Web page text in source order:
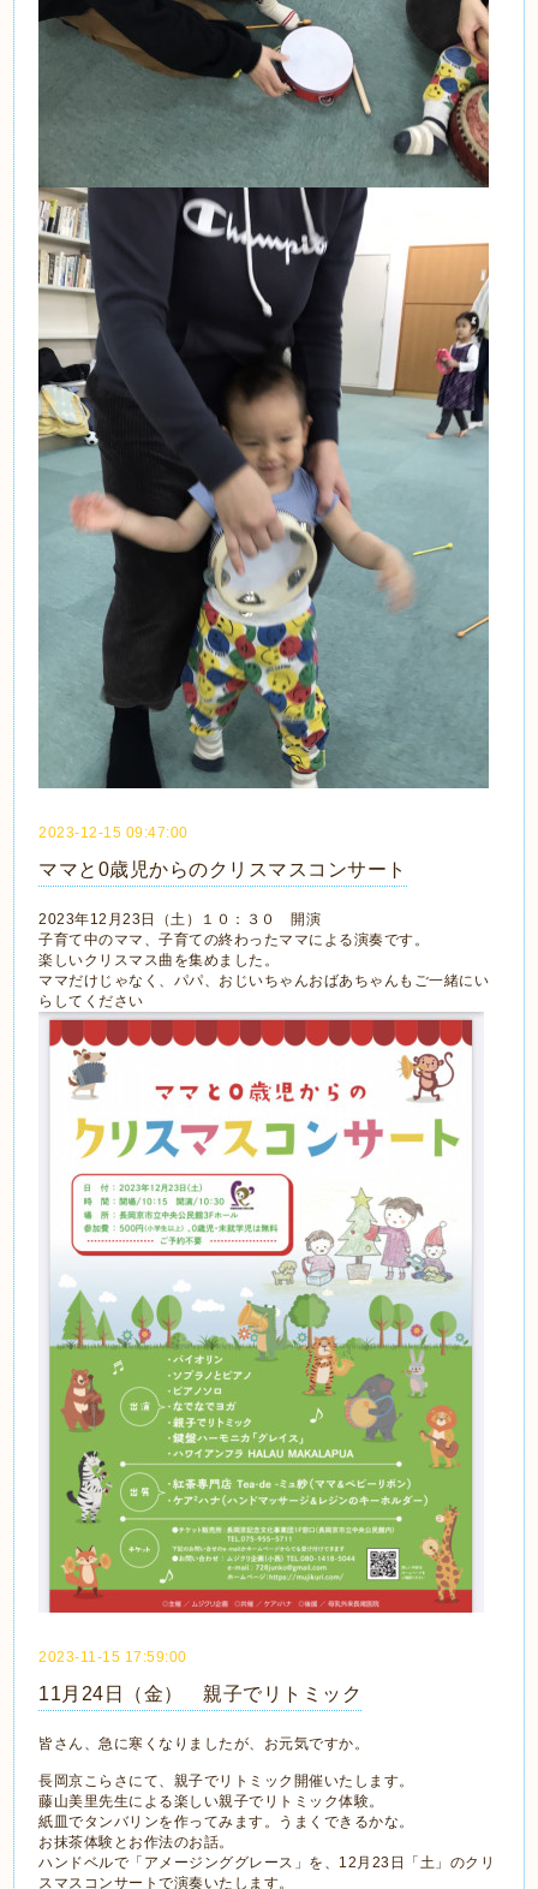
2023-12-15 09:47:00
ママと0歳児からのクリスマスコンサート
2023年12月23日（土）１０：３０ 開演
子育て中のママ、子育ての終わったママによる演奏です。
楽しいクリスマス曲を集めました。
ママだけじゃなく、パパ、おじいちゃんおばあちゃんもご一緒にい
らしてください
2023-11-15 17:59:00
11月24日（金） 親子でリトミック
皆さん、急に寒くなりましたが、お元気ですか。
長岡京こらさにて、親子でリトミック開催いたします。
藤山美里先生による楽しい親子でリトミック体験。
紙皿でタンバリンを作ってみます。うまくできるかな。
お抹茶体験とお作法のお話。
ハンドベルで「アメージンググレース」を、12月23日「土」のクリ
スマスコンサートで演奏いたします。